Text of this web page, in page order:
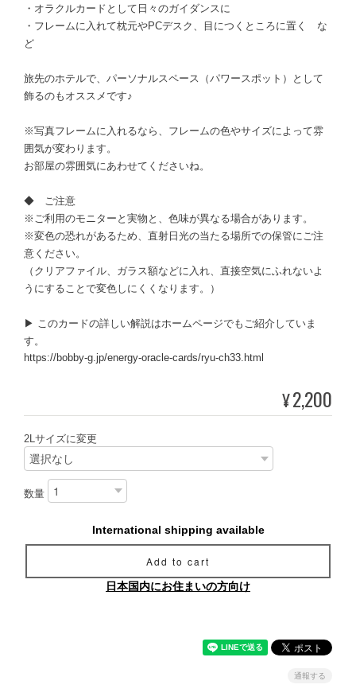
・オラクルカードとして日々のガイダンスに
・フレームに入れて枕元やPCデスク、目につくところに置く な
ど
旅先のホテルで、パーソナルスペース（パワースポット）として
飾るのもオススメです♪
※写真フレームに入れるなら、フレームの色やサイズによって雰
囲気が変わります。
お部屋の雰囲気にあわせてくださいね。
◆ ご注意
※ご利用のモニターと実物と、色味が異なる場合があります。
※変色の恐れがあるため、直射日光の当たる場所での保管にご注
意ください。
（クリアファイル、ガラス額などに入れ、直接空気にふれないよ
うにすることで変色しにくくなります。）
▶ このカードの詳しい解説はホームページでもご紹介していま
す。
https://bobby-g.jp/energy-oracle-cards/ryu-ch33.html
¥2,200
2Lサイズに変更
数量
International shipping available
Add to cart
日本国内にお住まいの方向け
通報する